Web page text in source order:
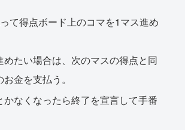
て得点ボード上のコマを1マス進め
めたい場合は、次のマスの得点と同
金を支払う。
かなくなったら終了を宣言して手番